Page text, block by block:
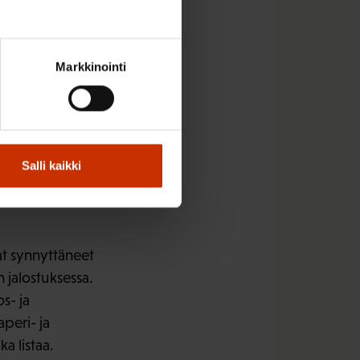
Markkinointi
Salli kaikki
ja
näillä aloilla myös
ilmastotoimet
usein
synnyttäneet
ja
ja
listaa.